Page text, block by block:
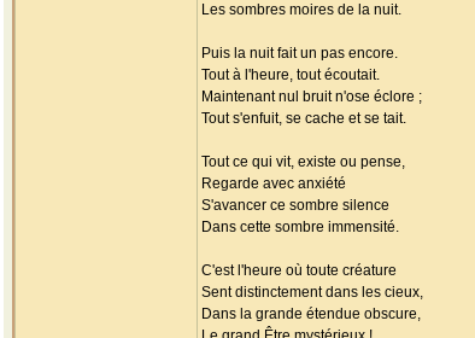
Les sombres moires de la nuit.
Puis la nuit fait un pas encore.
Tout à l'heure, tout écoutait.
Maintenant nul bruit n'ose éclore ;
Tout s'enfuit, se cache et se tait.
Tout ce qui vit, existe ou pense,
Regarde avec anxiété
S'avancer ce sombre silence
Dans cette sombre immensité.
C'est l'heure où toute créature
Sent distinctement dans les cieux,
Dans la grande étendue obscure,